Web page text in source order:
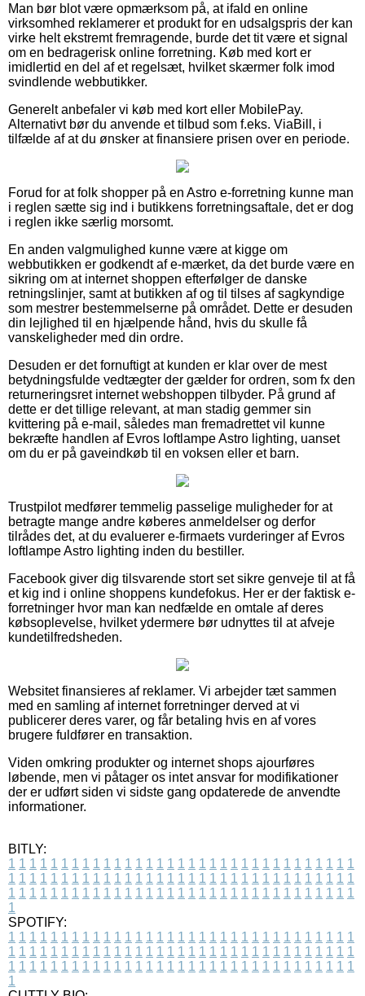
Man bør blot være opmærksom på, at ifald en online
virksomhed reklamerer et produkt for en udsalgspris der kan
virke helt ekstremt fremragende, burde det tit være et signal
om en bedragerisk online forretning. Køb med kort er
imidlertid en del af et regelsæt, hvilket skærmer folk imod
svindlende webbutikker.
Generelt anbefaler vi køb med kort eller MobilePay.
Alternativt bør du anvende et tilbud som f.eks. ViaBill, i
tilfælde af at du ønsker at finansiere prisen over en periode.
Forud for at folk shopper på en Astro e-forretning kunne man
i reglen sætte sig ind i butikkens forretningsaftale, det er dog
i reglen ikke særlig morsomt.
En anden valgmulighed kunne være at kigge om
webbutikken er godkendt af e-mærket, da det burde være en
sikring om at internet shoppen efterfølger de danske
retningslinjer, samt at butikken af og til tilses af sagkyndige
som mestrer bestemmelserne på området. Dette er desuden
din lejlighed til en hjælpende hånd, hvis du skulle få
vanskeligheder med din ordre.
Desuden er det fornuftigt at kunden er klar over de mest
betydningsfulde vedtægter der gælder for ordren, som fx den
returneringsret internet webshoppen tilbyder. På grund af
dette er det tillige relevant, at man stadig gemmer sin
kvittering på e-mail, således man fremadrettet vil kunne
bekræfte handlen af Evros loftlampe Astro lighting, uanset
om du er på gaveindkøb til en voksen eller et barn.
Trustpilot medfører temmelig passelige muligheder for at
betragte mange andre køberes anmeldelser og derfor
tilrådes det, at du evaluerer e-firmaets vurderinger af Evros
loftlampe Astro lighting inden du bestiller.
Facebook giver dig tilsvarende stort set sikre genveje til at få
et kig ind i online shoppens kundefokus. Her er der faktisk e-
forretninger hvor man kan nedfælde en omtale af deres
købsoplevelse, hvilket ydermere bør udnyttes til at afveje
kundetilfredsheden.
Websitet finansieres af reklamer. Vi arbejder tæt sammen
med en samling af internet forretninger derved at vi
publicerer deres varer, og får betaling hvis en af vores
brugere fuldfører en transaktion.
Viden omkring produkter og internet shops ajourføres
løbende, men vi påtager os intet ansvar for modifikationer
der er udført siden vi sidste gang opdaterede de anvendte
informationer.
BITLY:
1 1 1 1 1 1 1 1 1 1 1 1 1 1 1 1 1 1 1 1 1 1 1 1 1 1 1 1 1 1 1 1 1
1 1 1 1 1 1 1 1 1 1 1 1 1 1 1 1 1 1 1 1 1 1 1 1 1 1 1 1 1 1 1 1 1
1 1 1 1 1 1 1 1 1 1 1 1 1 1 1 1 1 1 1 1 1 1 1 1 1 1 1 1 1 1 1 1 1
1
SPOTIFY:
1 1 1 1 1 1 1 1 1 1 1 1 1 1 1 1 1 1 1 1 1 1 1 1 1 1 1 1 1 1 1 1 1
1 1 1 1 1 1 1 1 1 1 1 1 1 1 1 1 1 1 1 1 1 1 1 1 1 1 1 1 1 1 1 1 1
1 1 1 1 1 1 1 1 1 1 1 1 1 1 1 1 1 1 1 1 1 1 1 1 1 1 1 1 1 1 1 1 1
1